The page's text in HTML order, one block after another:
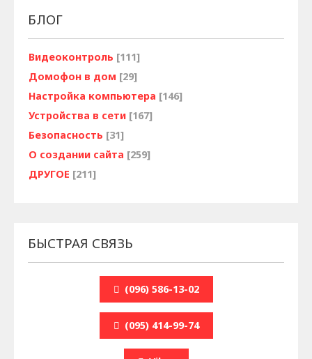
БЛОГ
Видеоконтроль [111]
Домофон в дом [29]
Настройка компьютера [146]
Устройства в сети [167]
Безопасность [31]
О создании сайта [259]
ДРУГОЕ [211]
БЫСТРАЯ СВЯЗЬ
(096) 586-13-02
(095) 414-99-74